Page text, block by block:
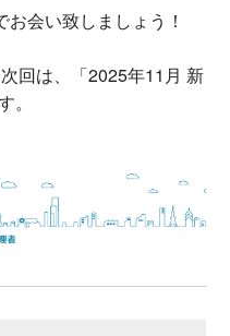
会い致しましょう！
年11月 新